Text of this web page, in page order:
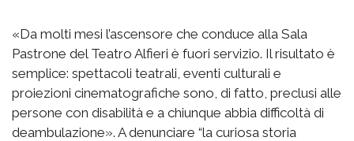
«Da molti mesi l’ascensore che conduce alla Sala
Pastrone del Teatro Alfieri è fuori servizio. Il risultato è
semplice: spettacoli teatrali, eventi culturali e
proiezioni cinematografiche sono, di fatto, preclusi alle
persone con disabilità e a chiunque abbia difficoltà di
deambulazione». A denunciare “la curiosa storia